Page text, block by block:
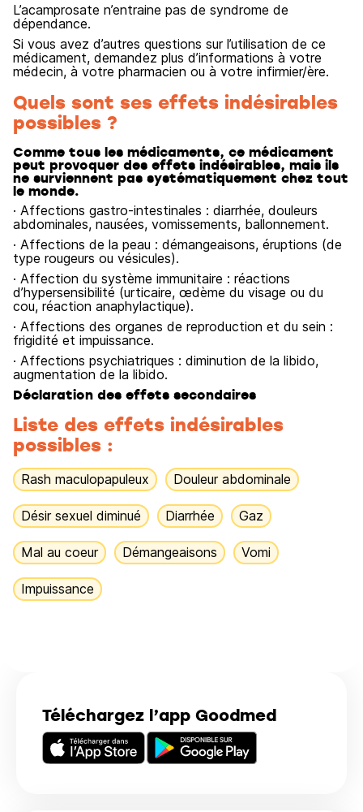
Téléchargez l’app Goodmed
L’acamprosate n’entraine pas de syndrome de
dépendance.
Si vous avez d’autres questions sur l’utilisation de ce
médicament, demandez plus d’informations à votre
médecin, à votre pharmacien ou à votre infirmier/ère.
Quels sont ses effets indésirables
possibles ?
Comme tous les médicaments, ce médicament
peut provoquer des effets indésirables, mais ils
ne surviennent pas systématiquement chez tout
le monde.
· Affections gastro-intestinales : diarrhée, douleurs
abdominales, nausées, vomissements, ballonnement.
· Affections de la peau : démangeaisons, éruptions (de
type rougeurs ou vésicules).
· Affection du système immunitaire : réactions
d’hypersensibilité (urticaire, œdème du visage ou du
cou, réaction anaphylactique).
· Affections des organes de reproduction et du sein :
frigidité et impuissance.
· Affections psychiatriques : diminution de la libido,
augmentation de la libido.
Déclaration des effets secondaires
Liste des effets indésirables
possibles :
Rash maculopapuleux Douleur abdominale
Désir sexuel diminué Diarrhée Gaz
Mal au coeur Démangeaisons Vomi
Impuissance